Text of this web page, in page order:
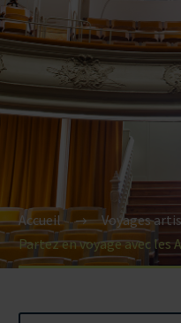
Accueil
Voyages
Partez en voyage avec les